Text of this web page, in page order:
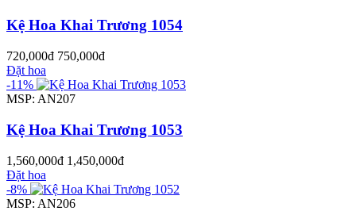
Kệ Hoa Khai Trương 1054
720,000đ 750,000đ
Đặt hoa
-11%
MSP: AN207
Kệ Hoa Khai Trương 1053
1,560,000đ 1,450,000đ
Đặt hoa
-8%
MSP: AN206